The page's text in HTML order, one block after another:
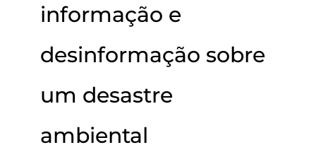
informação e
desinformação sobre
um desastre
ambiental